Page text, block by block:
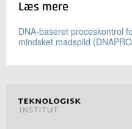
Læs mere
DNA-baseret proceskontrol
mindsket madspild